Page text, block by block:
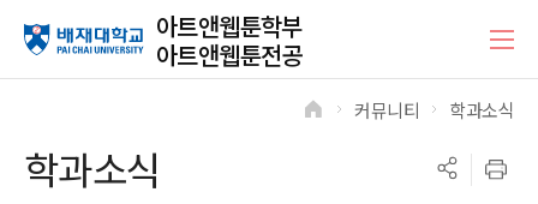
아트앤웹툰학부
아트앤웹툰전공
학과소식
커뮤니티 학과소식